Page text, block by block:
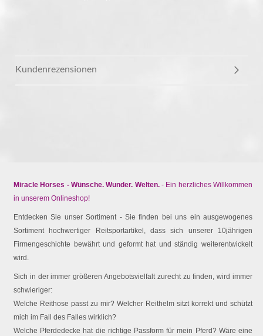
Kundenrezensionen
Miracle Horses - Wünsche. Wunder. Welten.- Ein herzliches Willkommen
in unserem Onlineshop!
Entdecken Sie unser Sortiment - Sie finden bei uns ein ausgewogenes
Sortiment hochwertiger Reitsportartikel, dass sich unserer 10jährigen
Firmengeschichte bewährt und geformt hat und ständig weiterentwickelt
wird.
Sich in der immer größeren Angebotsvielfalt zurecht zu finden, wird immer
schwieriger:
Welche Reithose passt zu mir? Welcher Reithelm sitzt korrekt und schützt
mich im Fall des Falles wirklich?
Welche Pferdedecke hat die richtige Passform für mein Pferd? Wäre eine